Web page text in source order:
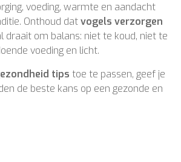
voeding, warmte en aandacht
Onthoud datvogels verzorgen
draait om balans: niet te koud, niet te
voeding en licht.
tips toe te passen, geef je
de beste kans op een gezonde en